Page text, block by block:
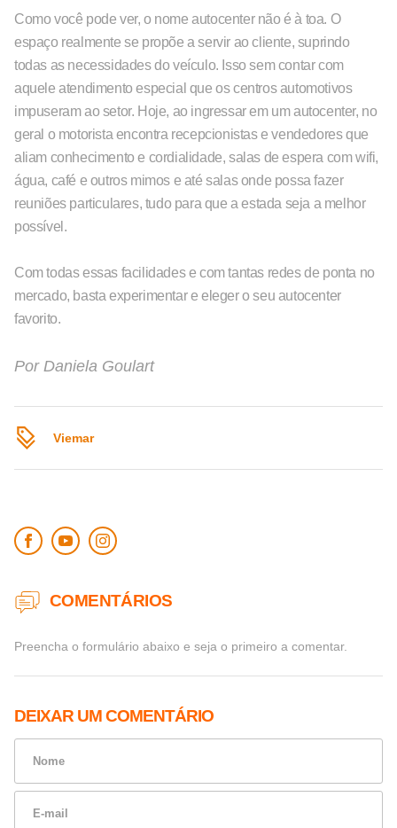
Como você pode ver, o nome autocenter não é à toa. O
espaço realmente se propõe a servir ao cliente, suprindo
todas as necessidades do veículo. Isso sem contar com
aquele atendimento especial que os centros automotivos
impuseram ao setor. Hoje, ao ingressar em um autocenter, no
geral o motorista encontra recepcionistas e vendedores que
aliam conhecimento e cordialidade, salas de espera com wifi,
água, café e outros mimos e até salas onde possa fazer
reuniões particulares, tudo para que a estada seja a melhor
possível.
Com todas essas facilidades e com tantas redes de ponta no
mercado, basta experimentar e eleger o seu autocenter
favorito.
Por Daniela Goulart
Viemar
COMENTÁRIOS
Preencha o formulário abaixo e seja o primeiro a comentar.
DEIXAR UM COMENTÁRIO